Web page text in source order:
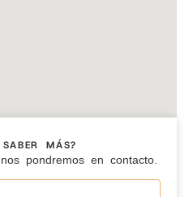
MÁS?
pondremos en contacto.